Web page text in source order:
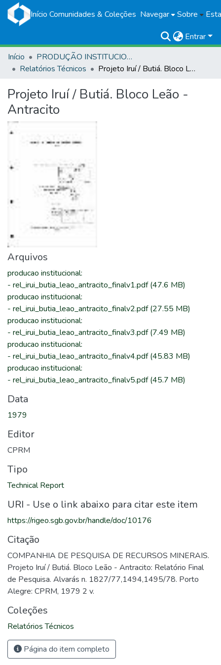
Início Comunidades & Coleções Navegar Sobre
Entrar
Início
PRODUÇÃO INSTITUCIONAL
Relatórios Técnicos
Projeto Iruí / Butiá. Bloco Leão - Antracito
Projeto Iruí / Butiá. Bloco Leão -
Antracito
Arquivos
producao institucional:
- rel_irui_butia_leao_antracito_finalv1.pdf(47.6 MB)
producao institucional:
- rel_irui_butia_leao_antracito_finalv2.pdf(27.55 MB)
producao institucional:
- rel_irui_butia_leao_antracito_finalv3.pdf(7.49 MB)
producao institucional:
- rel_irui_butia_leao_antracito_finalv4.pdf(45.83 MB)
producao institucional:
- rel_irui_butia_leao_antracito_finalv5.pdf(45.7 MB)
Data
1979
Editor
CPRM
Tipo
Technical Report
URI - Use o link abaixo para citar este item
https://rigeo.sgb.gov.br/handle/doc/10176
Citação
COMPANHIA DE PESQUISA DE RECURSOS MINERAIS.
Projeto Iruí / Butiá. Bloco Leão - Antracito: Relatório Final
de Pesquisa. Alvarás n. 1827/77,1494,1495/78. Porto
Alegre: CPRM, 1979 2 v.
Coleções
Relatórios Técnicos
Página do item completo